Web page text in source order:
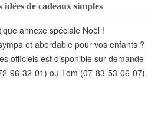
de cadeaux simples
annexe spéciale Noël !
et abordable pour vos enfants ?
officiels est disponible sur demande
96-32-01) ou Tom (07-83-53-06-07).